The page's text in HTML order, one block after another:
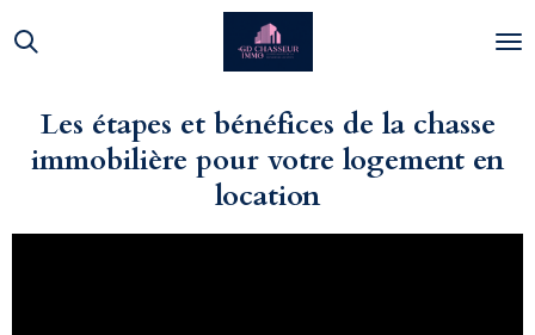
Passer
au
principal
Les étapes et bénéfices de la chasse
immobilière pour votre logement en
location